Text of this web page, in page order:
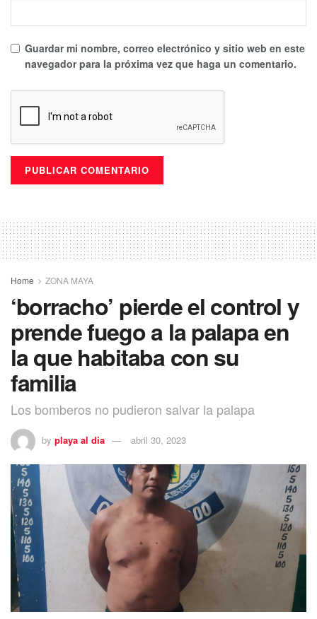
Guardar mi nombre, correo electrónico y sitio web en este
navegador para la próxima vez que haga un comentario.
Home ZONA MAYA
‘borracho’ pierde el control y
prende fuego a la palapa en
la que habitaba con su
familia
Los bomberos no pudieron salvar la palapa
by playa al dia abril 30, 2023